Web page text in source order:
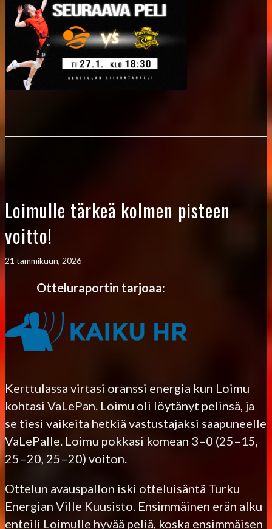
Loimulle tärkeä kolmen pisteen
voitto!
21 tammikuun, 2026
Otteluraportin tarjoaa:
Kerttulassa virtasi oranssi energia kun Loimu
kohtasi VaLePan. Loimu oli löytänyt pelinsä, ja
se tiesi vaikeita hetkiä vastustajaksi saapuneelle
VaLePalle. Loimu pokkasi komean 3–0 (25–15,
25–20, 25–20) voiton.
Ottelun avauspallon iski otteluisäntä Turku
Energian Ville Kuusisto. Ensimmäinen erän alku
enteili Loimulle hyvää peliä, koska ensimmäisen